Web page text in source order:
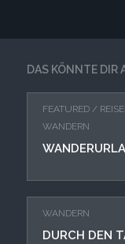
DAS KÖNNTE DIR
FEATURED /
WANDERN
WANDERN
DURCH DEN